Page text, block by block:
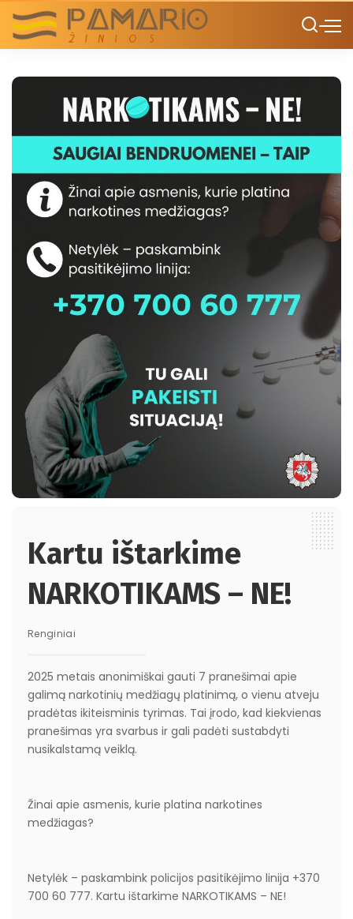
Kartu ištarkime
NARKOTIKAMS – NE!
Renginiai
2025 metais anonimiškai gauti 7 pranešimai apie
galimą narkotinių medžiagų platinimą, o vienu atveju
pradėtas ikiteisminis tyrimas. Tai įrodo, kad kiekvienas
pranešimas yra svarbus ir gali padėti sustabdyti
nusikalstamą veiklą.
Žinai apie asmenis, kurie platina narkotines
medžiagas?
Netylėk – paskambink policijos pasitikėjimo linija +370
700 60 777. Kartu ištarkime NARKOTIKAMS – NE!